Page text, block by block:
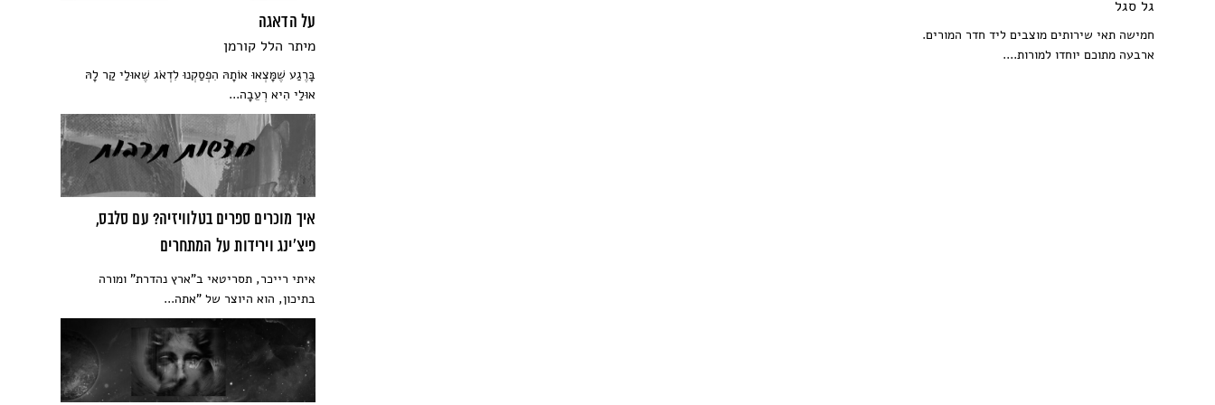
על הדאגה
מיתר הלל קורמן
בָּרֶגַע שֶׁמָּצְאוּ אוֹתָהּ הִפְסַקְנוּ לִדְאֹג שֶׁאוּלַי קַר לָהּ
אוּלַי הִיא רְעֵבָה...
איך מוכרים ספרים בטלוויזיה? עם סלבס,
פיצ׳ינג וירידות על המתחרים
איתי רייכר, תסריטאי ב"ארץ נהדרת" ומורה
בתיכון, הוא היוצר של "אתה...
גל סגל
חמישה תאי שירותים מוצבים ליד חדר המורים.
ארבעה מתוכם יוחדו למורות....